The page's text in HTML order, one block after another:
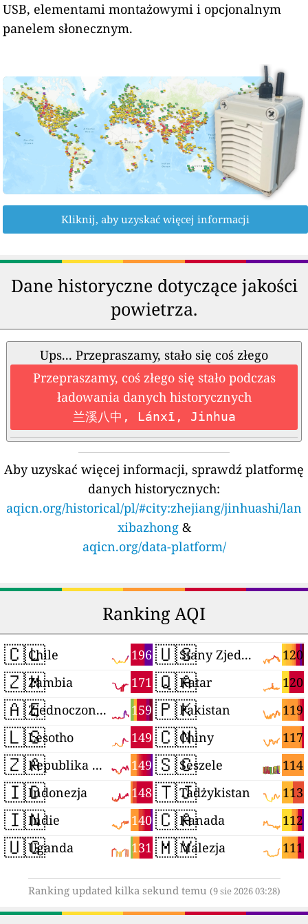
USB, elementami montażowymi i opcjonalnym
panelem słonecznym.
Kliknij, aby uzyskać więcej informacji
Dane historyczne dotyczące jakości
powietrza.
Ups... Przepraszamy, stało się coś złego
Przepraszamy, coś złego się stało podczas
ładowania danych historycznych
兰溪八中, Lánxī, Jinhua
Aby uzyskać więcej informacji, sprawdź platformę
danych historycznych:
aqicn.org/historical/pl/#city:zhejiang/jinhuashi/lan
xibazhong&
aqicn.org/data-platform/
Ranking AQI
🇨🇱 196
Chile
🇿🇲 171
Zambia
🇦🇪 159
Zjednoczone Emiraty Arabskie
🇱🇸 149
Lesotho
🇿🇦 149
Republika Południowej Afryki
🇮🇩 148
Indonezja
🇮🇳 140
Indie
🇺🇬 131
Uganda
🇺🇸 120
Stany Zjednoczone
🇶🇦 120
Katar
🇵🇰 119
Pakistan
🇨🇳 117
Chiny
🇸🇨 114
Seszele
🇹🇯 113
Tadżykistan
🇨🇦 112
Kanada
🇲🇾 111
Malezja
Ranking updated kilka sekund temu (9 sie 2026 03:28)